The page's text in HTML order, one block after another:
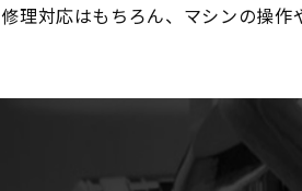
修理対応はもちろん、マシンの操作